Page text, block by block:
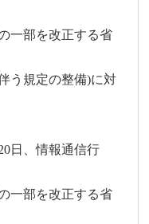
一部を改正する省
規定の整備)に対
、情報通信行
部を改正する省